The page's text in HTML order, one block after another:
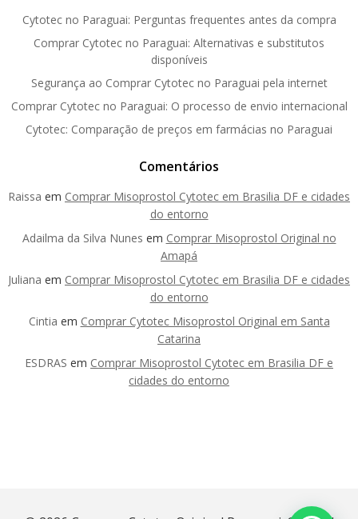
Cytotec no Paraguai: Perguntas frequentes antes da compra
Comprar Cytotec no Paraguai: Alternativas e substitutos
disponíveis
Segurança ao Comprar Cytotec no Paraguai pela internet
Comprar Cytotec no Paraguai: O processo de envio internacional
Cytotec: Comparação de preços em farmácias no Paraguai
Comentários
Raissa em Comprar Misoprostol Cytotec em Brasilia DF e cidades
do entorno
Adailma da Silva Nunes em Comprar Misoprostol Original no
Amapá
Juliana em Comprar Misoprostol Cytotec em Brasilia DF e cidades
do entorno
Cintia em Comprar Cytotec Misoprostol Original em Santa
Catarina
ESDRAS em Comprar Misoprostol Cytotec em Brasilia DF e
cidades do entorno